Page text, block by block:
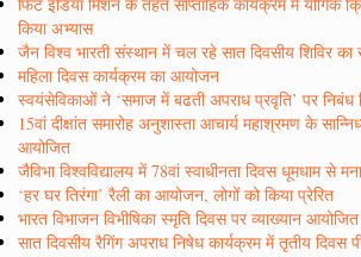
किया अभ्यास
जैन विश्व भारती संस्थान में चल रहे सात दिवसीय शिविर का
महिला दिवस कार्यक्रम का आयोजन
स्वयंसेविकाओं ने ‘समाज में बढती अपराध प्रवृति’ पर निबंध
15वां दीक्षांत समारोह अनुशास्ता आचार्य महाश्रमण के
आयोजित
जैविभा विश्वविद्यालय में 78वां स्वाधीनता दिवस धूमधाम से
‘हर घर तिरंगा’ रैली का आयोजन, लोगों को किया प्रेरित
भारत विभाजन विभीषिका स्मृति दिवस पर व्याख्यान आयोजित
सात दिवसीय रैगिंग अपराध निषेध कार्यक्रम में तृतीय दिवस